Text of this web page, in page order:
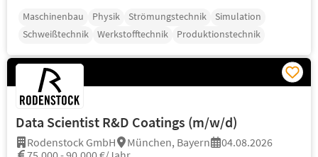
Maschinenbau Physik Strömungstechnik
Simulation
Schweißtechnik
Werkstofftechnik Produktionstechnik
Data Scientist R&D Coatings (m/w/d)
Rodenstock GmbH München, Bayern
04.08.2026